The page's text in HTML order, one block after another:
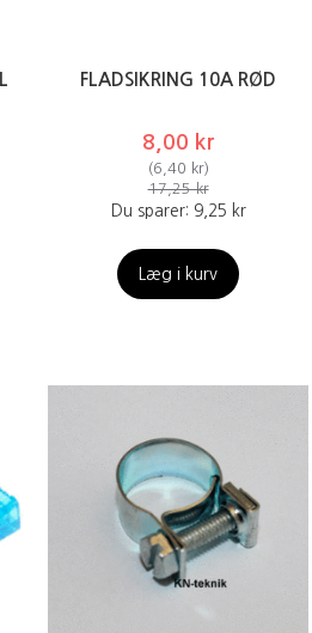
FLADSIKRING 10A RØD
8,00 kr
(6,40 kr)
17,25 kr
Du sparer: 9,25 kr
Læg i kurv